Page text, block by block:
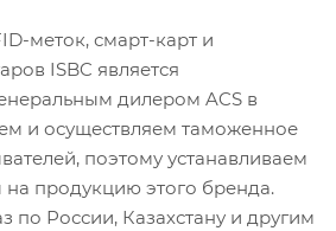
меток, смарт-карт и
ISBC является
дилером ACS в
и осуществляем таможенное
поэтому устанавливаем
продукцию этого бренда.
по России, Казахстану и другим